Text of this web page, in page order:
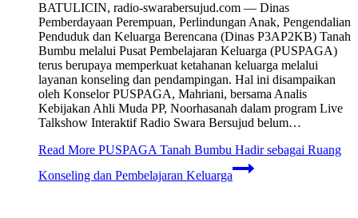
BATULICIN, radio-swarabersujud.com — Dinas
Pemberdayaan Perempuan, Perlindungan Anak, Pengendalian
Penduduk dan Keluarga Berencana (Dinas P3AP2KB) Tanah
Bumbu melalui Pusat Pembelajaran Keluarga (PUSPAGA)
terus berupaya memperkuat ketahanan keluarga melalui
layanan konseling dan pendampingan. Hal ini disampaikan
oleh Konselor PUSPAGA, Mahriani, bersama Analis
Kebijakan Ahli Muda PP, Noorhasanah dalam program Live
Talkshow Interaktif Radio Swara Bersujud belum…
Read More PUSPAGA Tanah Bumbu Hadir sebagai Ruang
Konseling dan Pembelajaran Keluarga